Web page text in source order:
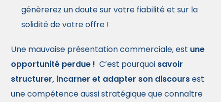
génèrerez un doute sur votre fiabilité et sur la
solidité de votre offre !
Une mauvaise présentation commerciale, est une
opportunité perdue ! C’est pourquoi savoir
structurer, incarner et adapter son discoursest
une compétence aussi stratégique que connaître